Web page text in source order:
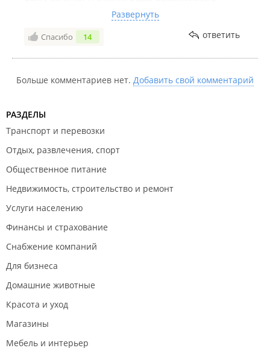
первый же день эксплуатации в ЛЕСОПОЛОСЕ возле
дома на тихой, где самое серьезное препятствие -
полторашка пива, оставленная на тропинке...
Развернуть
Спасибо 14 ответить
Больше комментариев нет. Добавить свой комментарий
РАЗДЕЛЫ
Транспорт и перевозки
Отдых, развлечения, спорт
Общественное питание
Недвижимость, строительство и ремонт
Услуги населению
Финансы и страхование
Снабжение компаний
Для бизнеса
Домашние животные
Красота и уход
Магазины
Мебель и интерьер